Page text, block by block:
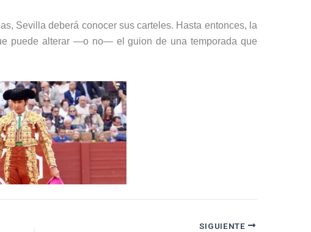
Sevilla deberá conocer sus carteles. Hasta entonces, la
puede alterar —o no— el guion de una temporada que
SIGUIENTE